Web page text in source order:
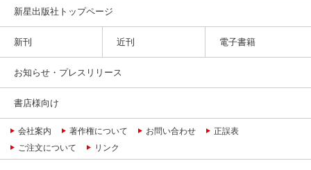
新星出版社トップページ
新刊 近刊 電子書籍
お知らせ・プレスリリース
書店様向け
会社案内 著作権について お問い合わせ
正誤表
ご注文について
リンク